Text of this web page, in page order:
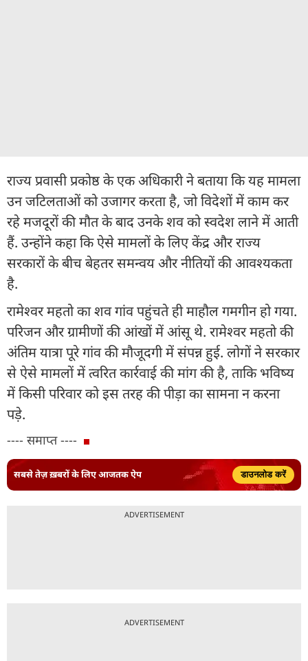
राज्य प्रवासी प्रकोष्ठ के एक अधिकारी ने बताया कि यह मामला
उन जटिलताओं को उजागर करता है, जो विदेशों में काम कर
रहे मजदूरों की मौत के बाद उनके शव को स्वदेश लाने में आती
हैं. उन्होंने कहा कि ऐसे मामलों के लिए केंद्र और राज्य
सरकारों के बीच बेहतर समन्वय और नीतियों की आवश्यकता
है.
रामेश्वर महतो का शव गांव पहुंचते ही माहौल गमगीन हो गया.
परिजन और ग्रामीणों की आंखों में आंसू थे. रामेश्वर महतो की
अंतिम यात्रा पूरे गांव की मौजूदगी में संपन्न हुई. लोगों ने सरकार
से ऐसे मामलों में त्वरित कार्रवाई की मांग की है, ताकि भविष्य
में किसी परिवार को इस तरह की पीड़ा का सामना न करना
पड़े.
---- समाप्त ----
सबसे तेज़ ख़बरों के लिए आजतक ऐप डाउनलोड करें
ADVERTISEMENT
ADVERTISEMENT